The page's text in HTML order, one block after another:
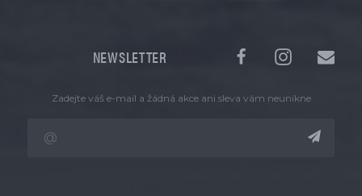
NEWSLETTER
Zadejte váš e-mail a žádná akce ani sleva vám neunikne